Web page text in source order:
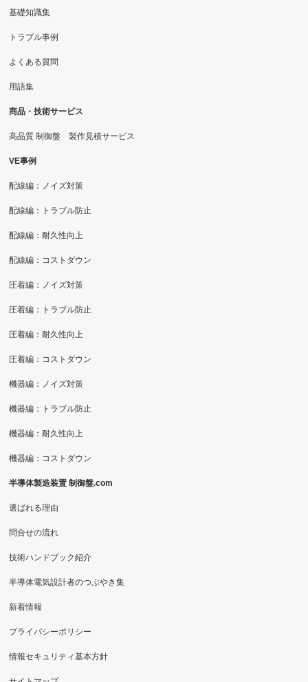
基礎知識集
トラブル事例
よくある質問
用語集
商品・技術サービス
高品質 制御盤 製作見積サービス
VE事例
配線編：ノイズ対策
配線編：トラブル防止
配線編：耐久性向上
配線編：コストダウン
圧着編：ノイズ対策
圧着編：トラブル防止
圧着編：耐久性向上
圧着編：コストダウン
機器編：ノイズ対策
機器編：トラブル防止
機器編：耐久性向上
機器編：コストダウン
半導体製造装置 制御盤.com
選ばれる理由
問合せの流れ
技術ハンドブック紹介
半導体電気設計者のつぶやき集
新着情報
プライバシーポリシー
情報セキュリティ基本方針